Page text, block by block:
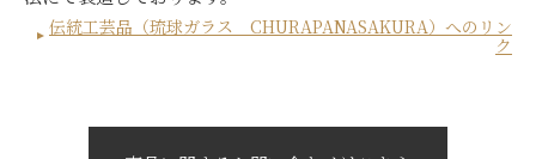
伝統工芸品（琉球ガラス CHURAPANASAKURA）へのリン
ク